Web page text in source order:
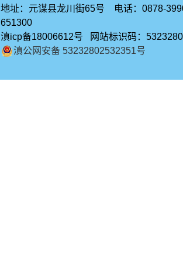
地址：元谋县龙川街65号 电话：0878-
651300
滇icp备18006612号 网站标识码：
滇公网安备 53232802532351号